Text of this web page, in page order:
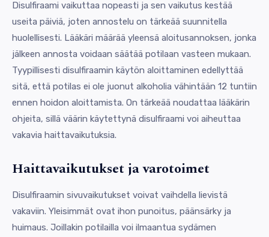
Disulfiraami vaikuttaa nopeasti ja sen vaikutus kestää
useita päiviä, joten annostelu on tärkeää suunnitella
huolellisesti. Lääkäri määrää yleensä aloitusannoksen, jonka
jälkeen annosta voidaan säätää potilaan vasteen mukaan.
Tyypillisesti disulfiraamin käytön aloittaminen edellyttää
sitä, että potilas ei ole juonut alkoholia vähintään 12 tuntiin
ennen hoidon aloittamista. On tärkeää noudattaa lääkärin
ohjeita, sillä väärin käytettynä disulfiraami voi aiheuttaa
vakavia haittavaikutuksia.
Haittavaikutukset ja varotoimet
Disulfiraamin sivuvaikutukset voivat vaihdella lievistä
vakaviin. Yleisimmät ovat ihon punoitus, päänsärky ja
huimaus. Joillakin potilailla voi ilmaantua sydämen